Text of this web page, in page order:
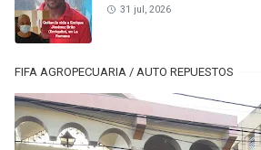
31 jul, 2026
FIFA AGROPECUARIA / AUTO REPUESTOS